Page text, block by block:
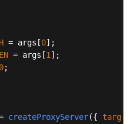
= args[0
= args[1
;
createProxyServer({ target